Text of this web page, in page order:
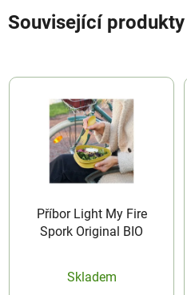
Související produkty
Příbor Light My Fire
Spork Original BIO
Skladem